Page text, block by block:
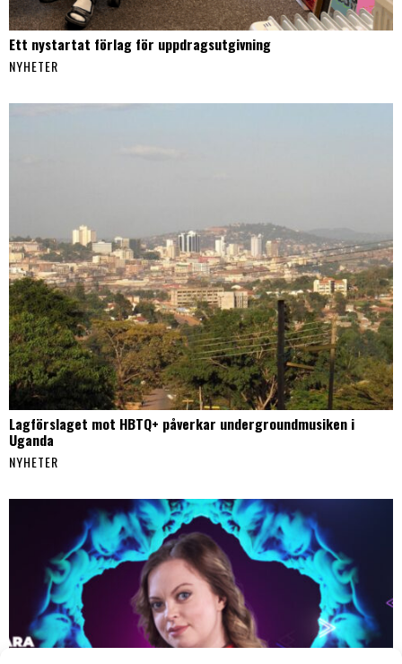
Ett nystartat förlag för uppdragsutgivning
NYHETER
Lagförslaget mot HBTQ+ påverkar undergroundmusiken i
Uganda
NYHETER